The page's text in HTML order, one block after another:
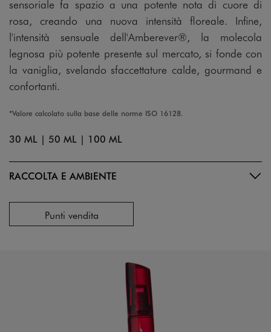
sensoriale fa spazio a una potente nota di cuore di
rosa, creando una nuova intensità floreale. Infine,
l'intensità sensuale dell'Amberever®, la molecola
legnosa più potente presente sul mercato, si fonde con
la vaniglia, svelando sfaccettature calde, gourmand e
confortanti.
*Valore calcolato sulla base delle norme ISO 16128.
30 ML | 50 ML | 100 ML
RACCOLTA E AMBIENTE
Punti vendita